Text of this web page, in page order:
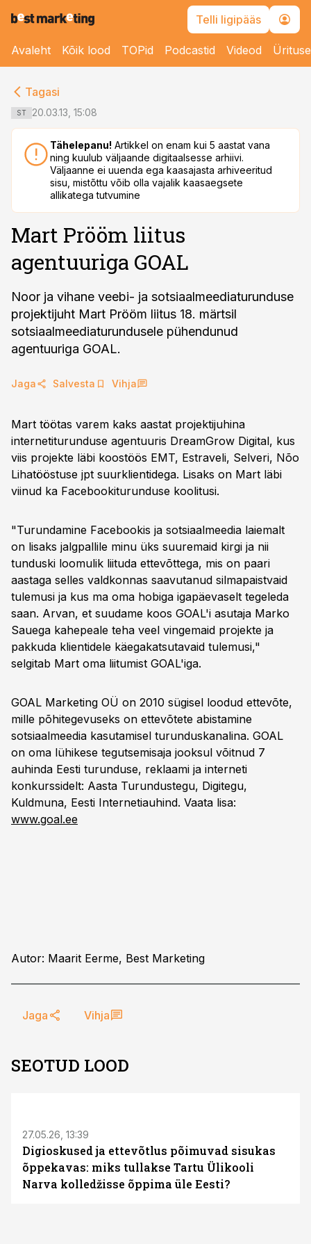
Telli ligipääs
Avaleht Kõik lood TOPid Podcastid Videod
Tagasi
ST 20.03.13, 15:08
Tähelepanu! Artikkel on enam kui 5 aastat vana
ning kuulub väljaande digitaalsesse arhiivi.
Väljaanne ei uuenda ega kaasajasta arhiveeritud
sisu, mistõttu võib olla vajalik kaasaegsete
allikatega tutvumine
Mart Prööm liitus
agentuuriga GOAL
Noor ja vihane veebi- ja sotsiaalmeediaturunduse
projektijuht Mart Prööm liitus 18. märtsil
sotsiaalmeediaturundusele pühendunud
agentuuriga GOAL.
Jaga Salvesta Vihja
Mart töötas varem kaks aastat projektijuhina
internetiturunduse agentuuris DreamGrow Digital, kus
viis projekte läbi koostöös EMT, Estraveli, Selveri, Nõo
Lihatööstuse jpt suurklientidega. Lisaks on Mart läbi
viinud ka Facebookiturunduse koolitusi.
"Turundamine Facebookis ja sotsiaalmeedia laiemalt
on lisaks jalgpallile minu üks suuremaid kirgi ja nii
tunduski loomulik liituda ettevõttega, mis on paari
aastaga selles valdkonnas saavutanud silmapaistvaid
tulemusi ja kus ma oma hobiga igapäevaselt tegeleda
saan. Arvan, et suudame koos GOAL'i asutaja Marko
Sauega kahepeale teha veel vingemaid projekte ja
pakkuda klientidele käegakatsutavaid tulemusi,"
selgitab Mart oma liitumist GOAL'iga.
GOAL Marketing OÜ on 2010 sügisel loodud ettevõte,
mille põhitegevuseks on ettevõtete abistamine
sotsiaalmeedia kasutamisel turunduskanalina. GOAL
on oma lühikese tegutsemisaja jooksul võitnud 7
auhinda Eesti turunduse, reklaami ja interneti
konkurssidelt: Aasta Turundustegu, Digitegu,
Kuldmuna, Eesti Internetiauhind. Vaata lisa:
www.goal.ee
Autor: Maarit Eerme, Best Marketing
Jaga Vihja
SEOTUD LOOD
27.05.26, 13:39
Digioskused ja ettevõtlus põimuvad sisukas
õppekavas: miks tullakse Tartu Ülikooli
Narva kolledžisse õppima üle Eesti?